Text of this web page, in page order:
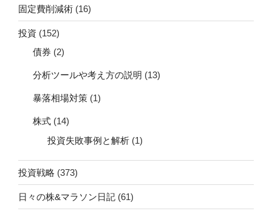
固定費削減術 (16)
投資 (152)
債券 (2)
分析ツールや考え方の説明 (13)
暴落相場対策 (1)
株式 (14)
投資失敗事例と解析 (1)
投資戦略 (373)
日々の株&マラソン日記 (61)